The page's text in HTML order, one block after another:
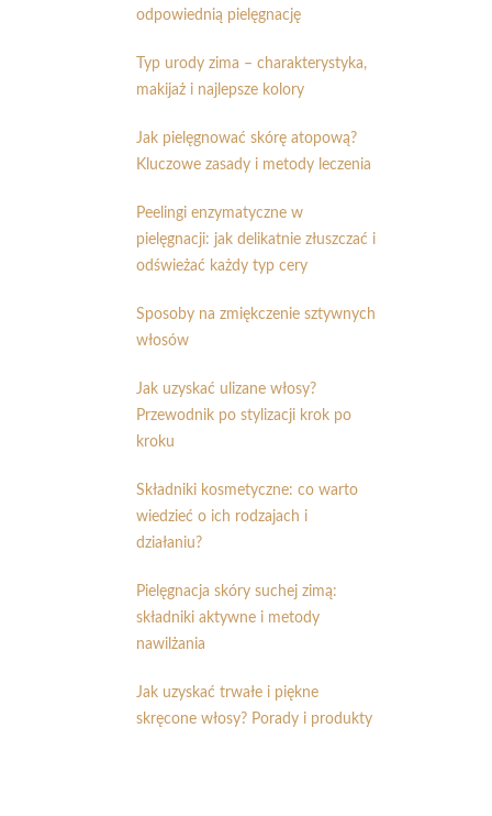
odpowiednią pielęgnację
Typ urody zima – charakterystyka,
makijaż i najlepsze kolory
Jak pielęgnować skórę atopową?
Kluczowe zasady i metody leczenia
Peelingi enzymatyczne w
pielęgnacji: jak delikatnie złuszczać i
odświeżać każdy typ cery
Sposoby na zmiękczenie sztywnych
włosów
Jak uzyskać ulizane włosy?
Przewodnik po stylizacji krok po
kroku
Składniki kosmetyczne: co warto
wiedzieć o ich rodzajach i
działaniu?
Pielęgnacja skóry suchej zimą:
składniki aktywne i metody
nawilżania
Jak uzyskać trwałe i piękne
skręcone włosy? Porady i produkty